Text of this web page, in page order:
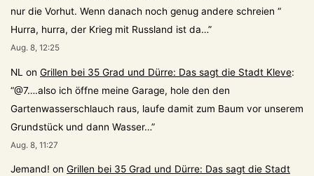
nur die Vorhut. Wenn danach noch genug andere schreien “
Hurra, hurra, der Krieg mit Russland ist da…”
Aug. 8, 12:25
NL on Grillen bei 35 Grad und Dürre: Das sagt die Stadt Kleve:
“@7….also ich öffne meine Garage, hole den den
Gartenwasserschlauch raus, laufe damit zum Baum vor unserem
Grundstück und dann Wasser…”
Aug. 8, 11:27
Jemand! on Grillen bei 35 Grad und Dürre: Das sagt die Stadt